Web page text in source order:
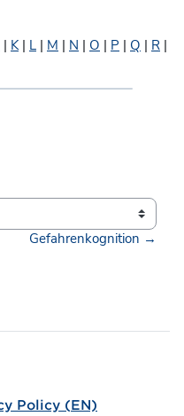
| K| L | M | N | O | P | Q | R |
Gefahrenkognition →
Policy (EN)